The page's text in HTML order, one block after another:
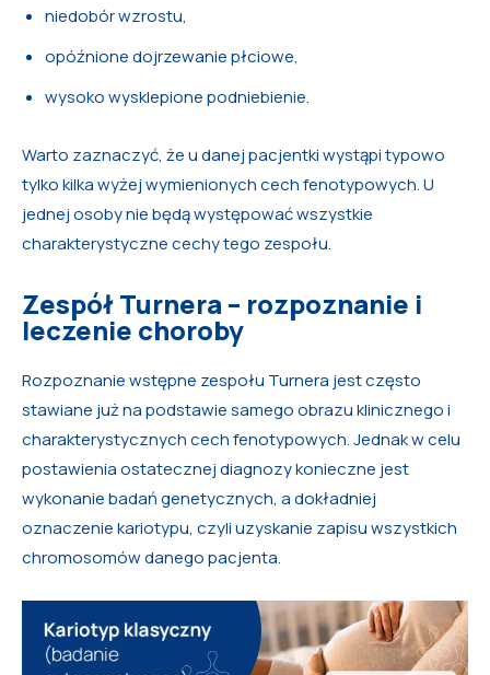
niedobór wzrostu,
opóźnione dojrzewanie płciowe,
wysoko wysklepione podniebienie.
Warto zaznaczyć, że u danej pacjentki wystąpi typowo
tylko kilka wyżej wymienionych cech fenotypowych. U
jednej osoby nie będą występować wszystkie
charakterystyczne cechy tego zespołu.
Zespół Turnera – rozpoznanie i
leczenie choroby
Rozpoznanie wstępne zespołu Turnera jest często
stawiane już na podstawie samego obrazu klinicznego i
charakterystycznych cech fenotypowych. Jednak w celu
postawienia ostatecznej diagnozy konieczne jest
wykonanie badań genetycznych, a dokładniej
oznaczenie kariotypu, czyli uzyskanie zapisu wszystkich
chromosomów danego pacjenta.